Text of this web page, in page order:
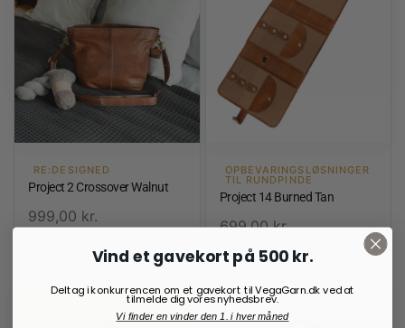
RE:DESIGNED
Project 2 Crossover Walnut
999,00 kr.
OPBEVARINGSLØSNINGER
TIL RUNDPINDE
Project 14 Burned Tan
699,00kr.
På lager
Vind et gavekort på 500 kr.
Deltag i konkurrencen om et gavekort til VegaGarn.dk ved at
tilmelde dig vores nyhedsbrev.
Vi finder en vinder den 1. i hver måned